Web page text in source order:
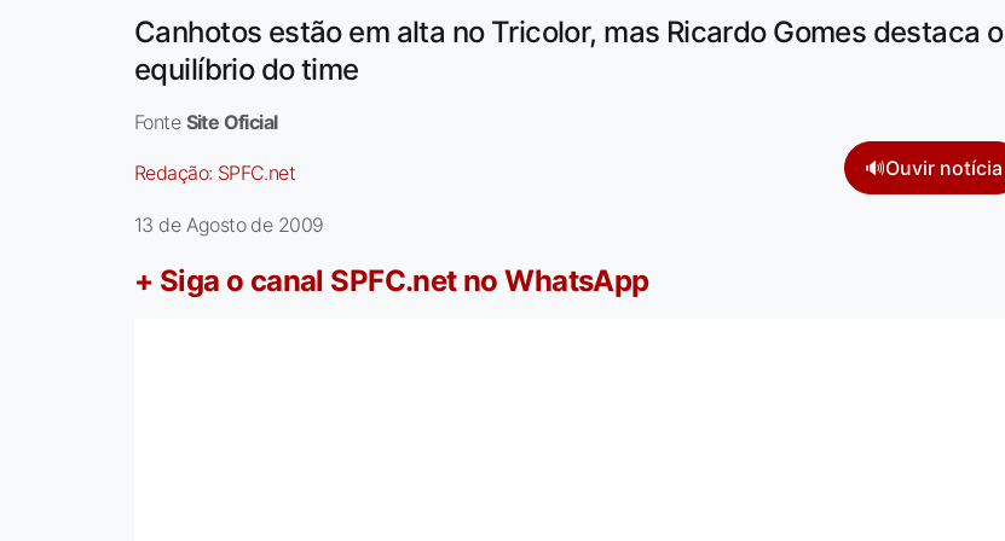
Canhotos estão em alta no Tricolor, mas Ricardo Gomes destaca o
equilíbrio do time
Fonte Site Oficial
Redação: SPFC.net 🔊Ouvir notícia
13 de Agosto de 2009
+ Siga o canal SPFC.net no WhatsApp